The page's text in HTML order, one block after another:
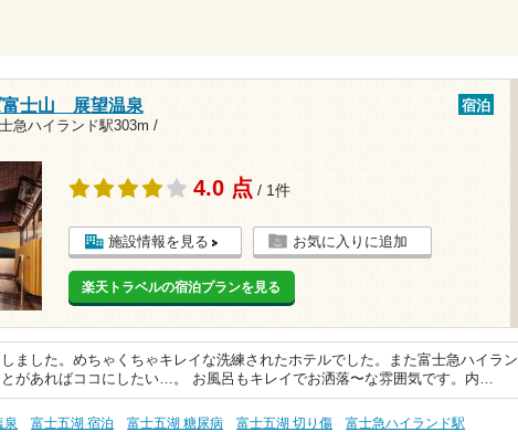
富士山 展望温泉
急ハイランド駅303m /
宿泊
4.0 点 / 1件
施設情報を見る お気に入りに追加
楽天トラベルの宿泊プランを見る
ました。めちゃくちゃキレイな洗練されたホテルでした。また富士急ハイラン
とがあればココにしたい…。 お風呂もキレイでお洒落〜な雰囲気です。内…
泉 富士五湖 宿泊 富士五湖 糖尿病 富士五湖 切り傷
富士急ハイランド駅